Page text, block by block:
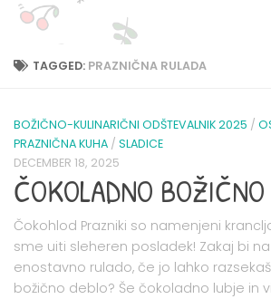
TAGGED: PRAZNIČNA RULADA
BOŽIČNO-KULINARIČNI ODŠTEVALNIK 2025 /
PRAZNIČNA KUHA / SLADICE
DECEMBER 18, 2025
ČOKOLADNO BOŽIČNO
Čokohlod Prazniki so namenjeni
sme uiti sleheren posladek! Zakaj bi
enostavno rulado, če jo lahko
božično deblo? Še čokoladno lubje in